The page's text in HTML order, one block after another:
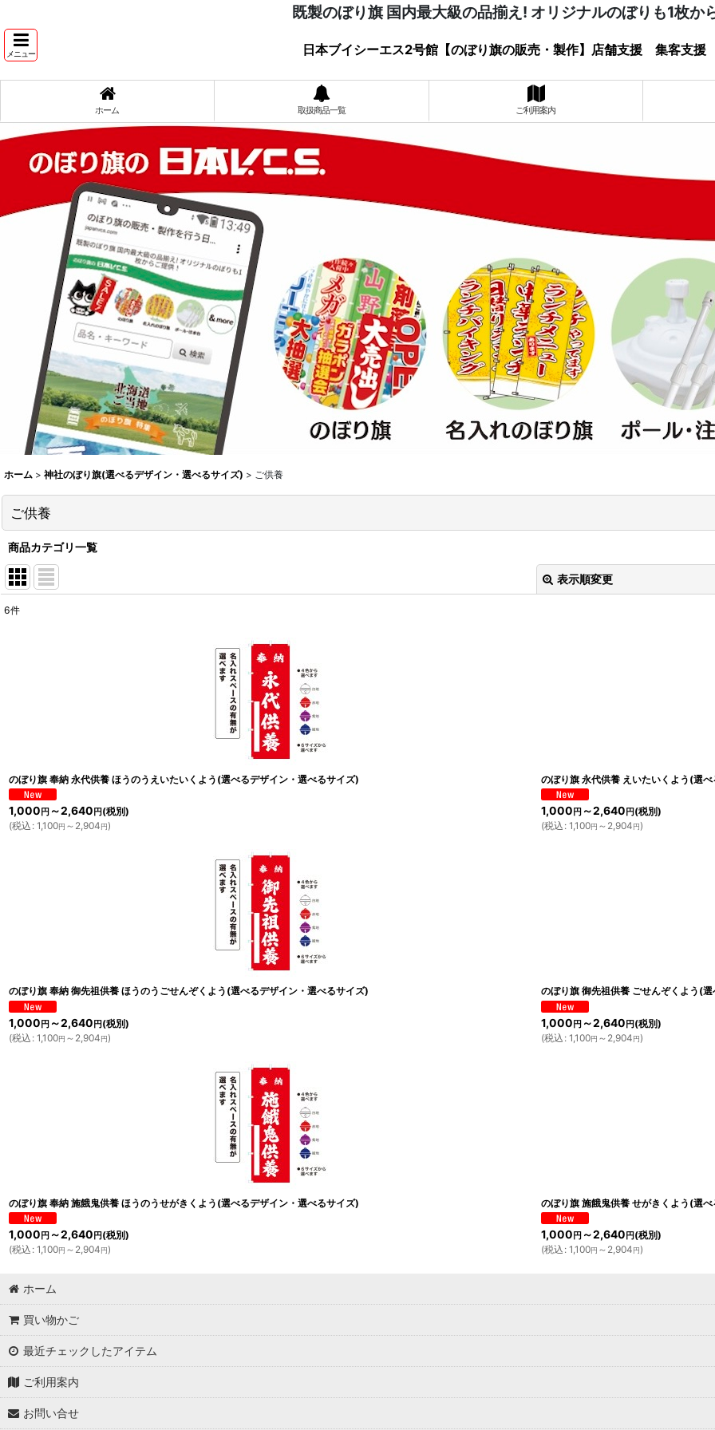
既製のぼり旗 国内最大級の品揃え! オリジナルのぼりも1枚か
メニュー 日本ブイシーエス2号館【のぼり旗の販売・製作】店舗支援 集客支
ホーム 取扱商品一覧 ご利用案内
ホーム > 神社のぼり旗(選べるデザイン・選べるサイズ) > ご供養
ご供養
商品カテゴリ一覧
表示順変更
6件
のぼり旗 奉納 永代供養 ほうのうえいたいくよう(選べるデザイン・選べるサイズ)
1,000 円 ～2,640 円 (税別)
(税込 : 1,100円 ～2,904円)
のぼり旗 永代供養 えいたいくよう(選
1,000 円 ～2,640 円 (税別)
(税込 : 1,100円 ～2,904円)
のぼり旗 奉納 御先祖供養 ほうのうごせんぞくよう(選べるデザイン・選べるサイズ)
1,000 円 ～2,640 円 (税別)
(税込 : 1,100円 ～2,904円)
のぼり旗 御先祖供養 ごせんぞくよう(
1,000 円 ～2,640 円 (税別)
(税込 : 1,100円 ～2,904円)
のぼり旗 奉納 施餓鬼供養 ほうのうせがきくよう(選べるデザイン・選べるサイズ)
1,000 円 ～2,640 円 (税別)
(税込 : 1,100円 ～2,904円)
のぼり旗 施餓鬼供養 せがきくよう(選
1,000 円 ～2,640 円 (税別)
(税込 : 1,100円 ～2,904円)
ホーム
買い物かご
最近チェックしたアイテム
ご利用案内
お問い合せ